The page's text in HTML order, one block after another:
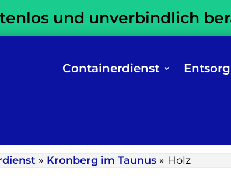
und unverbindlich
Containerdienst
» Kronberg im Taunus » Holz